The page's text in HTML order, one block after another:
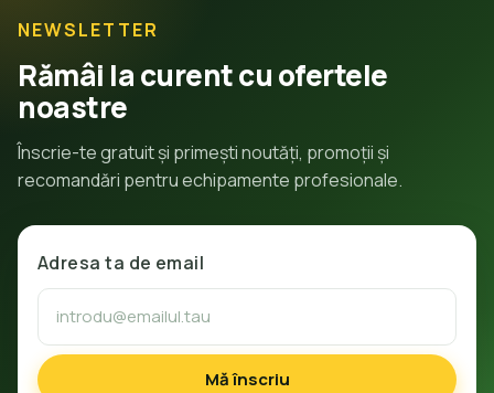
NEWSLETTER
Rămâi la curent cu ofertele
noastre
Înscrie-te gratuit și primești noutăți, promoții și
recomandări pentru echipamente profesionale.
Adresa ta de email
Mă înscriu